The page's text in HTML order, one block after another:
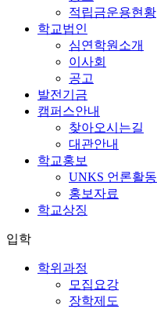
적립금운용현황
학교법인
심연학원소개
이사회
공고
발전기금
캠퍼스안내
찾아오시는길
대관안내
학교홍보
UNKS 언론활동
홍보자료
학교상징
입학
학위과정
모집요강
장학제도